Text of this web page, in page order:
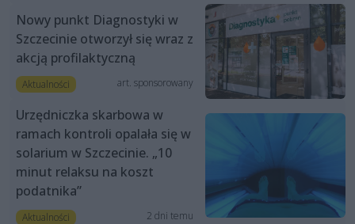
Nowy punkt Diagnostyki w
Szczecinie otworzył się wraz z
akcją profilaktyczną
Aktualności art. sponsorowany
Urzędniczka skarbowa w
ramach kontroli opalała się w
solarium w Szczecinie. „10
minut relaksu na koszt
podatnika”
Aktualności 2 dni temu